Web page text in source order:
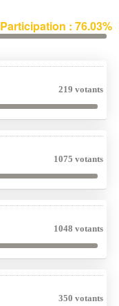
Participation : 76.03%
219 votants
1075 votants
1048 votants
350 votants